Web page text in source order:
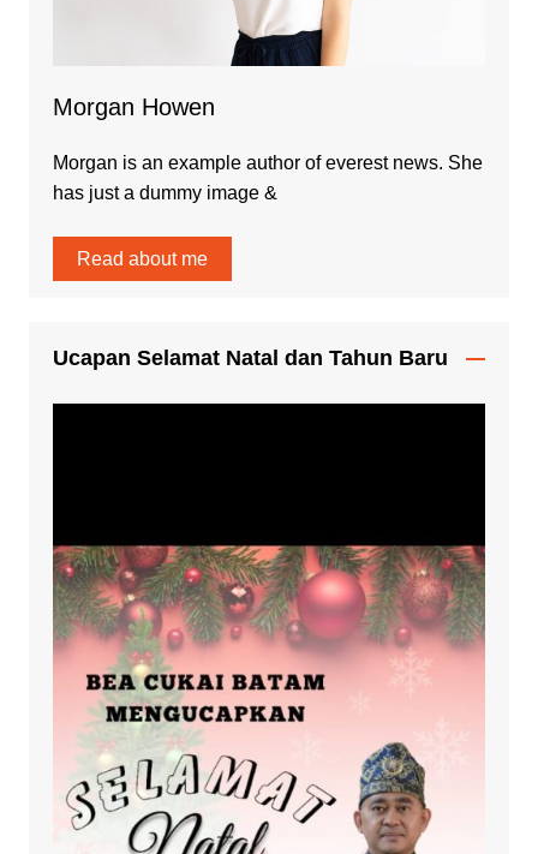
Morgan Howen
Morgan is an example author of everest news. She
has just a dummy image &
Read about me
Ucapan Selamat Natal dan Tahun Baru